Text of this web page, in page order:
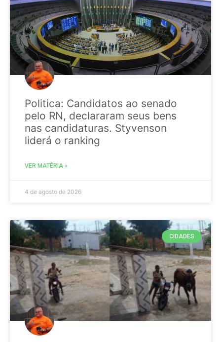
Politica: Candidatos ao senado
pelo RN, declararam seus bens
nas candidaturas. Styvenson
liderá o ranking
VER MATÉRIA »
4 de agosto de 2026
CIDADES